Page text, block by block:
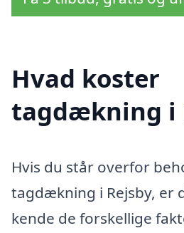
Hvad koster
tagdækning i
Hvis du står overfor
tagdækning i Rejsby, er
kende de forskellige